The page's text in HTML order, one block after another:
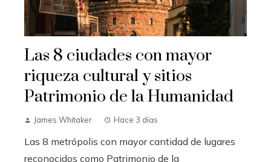
Las 8 ciudades con mayor
riqueza cultural y sitios
Patrimonio de la Humanidad
James Whitaker Hace 3 días
Las 8 metrópolis con mayor cantidad de lugares
reconocidos como Patrimonio de la